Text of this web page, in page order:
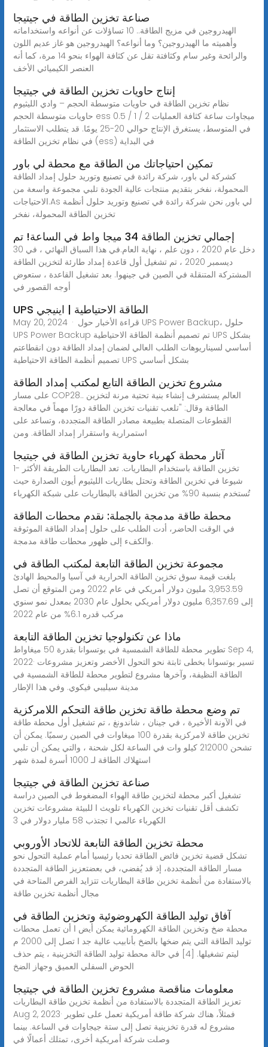
صناعة تخزين الطاقة في جيتيجا
الهيدروجين في مزيج الطاقة.. 10 تساؤلات عن أنواعه واستخداماته
وأهميته ما الهيدروجين؟ وما أنواعه؟ الهيدروجين هو غاز عديم اللون
والرائحة وغير سام وكثافتة تقل عن كثافة الهواء بنحو 14 مرة، كما أنه
العنصر الكيميائي الأخف
إنتاج حاويات تخزين الطاقة في جيتيجا
نظام تخزين الطاقة في حاويات متوسطة الحجم – وادي الليثيوم
حاويات متوسطة الحجم ess 0.5 / 1 / 2 ميجاوات ساعة كثافة العمليات
في المتوسط، يستغرق الإنتاج حوالي 20-25 يومًا. قد يتطلب الاستثمار
في نظام تخزين الطاقة (ess) في البداية
تمكين احتياجاتك من الطاقة مع محطة لي باور
كشركة لي باور، شركة رائدة في تصنيع وتوريد حلول إمداد الطاقة
المحمولة، نفخر بتقديم منتجات عالية الجودة تلبي مجموعة واسعة من
الاحتياجات.As لي باور, نحن شركة رائدة في تصنيع وتوريد حلول أنظمة
تخزين الطاقة المحمولة، نفخر
إجمالي تخزين الطاقة 34 ميجا واط في الساعة! تم
دخل عام 2020 ، دون علم ، نهاية العام.في هذا السباق النهائي ، في 30
ديسمبر 2020 ، تم تشغيل أول قاعدة إمداد طارئة لتخزين الطاقة
المشتركة المتنقلة في الصين في جينهوا. بعد تشغيل القاعدة ، ستعوض
أوجه القصور في
UPS الطاقة الاحتياطية | اينيجي
May 20, 2024 · قراءة الأخبار حول UPS Power Backup، حلول
UPS Power Backup تم تصميم أنظمة الطاقة الاحتياطية UPS بشكل
أساسي لسيناريوهات الطلب العالي لضمان إمداد الطاقة دون انقطاعتم
تصميم أنظمة الطاقة الاحتياطية UPS بشكل أساسي
مشروع تخزين الطاقة التابع لمكتب إمداد الطاقة
على مسار COP28.. العالم يستشرف إنشاء بنية تحتية مرنة لتخزين
الطاقة وقال: "تلعب تقنيات تخزين الطاقة دورًا مهماً في معالجة
القطوعات المتصلة بطبيعة مصادر الطاقة المتجددة، وتساعد على
استمرارية واستقرار إمداد الطاقة. ومن
آثار محطة كهرباء حاوية تخزين الطاقة في جيتيجا
1- تخزين الطاقة باستخدام البطاريات. تعد البطاريات الطريقة الأكثر
شيوعا في تخزين الطاقة وتحتل بطاريات الليثيوم أيون الصدارة حيث
تُستخدم بنسبة 90% من تخزين الطاقة بالبطاريات على شبكة الكهرباء
محطة طاقة مدمجة بالجملة: نقدم محطات الطاقة
في الوقت الحاضر، أدت الطلب على حلول إمداد الطاقة الموثوقة
والكفء إلى ظهور محطات طاقة مدمجة.
مجموعة تخزين الطاقة التابعة لمكتب الطاقة في
بلغت قيمة سوق تخزين الطاقة الحرارية في آسيا والمحيط الهادئ
3,953.59 مليون دولار أمريكي في عام 2022 ومن المتوقع أن تصل
إلى 6,357.69 مليون دولار أمريكي بحلول عام 2030 بمعدل نمو سنوي
مركب قدره 6.1% من عام 2022
ماذا عن تكنولوجيا تخزين الطاقة التابعة
تطوير محطة للطاقة الشمسية في بوتسوانا بقدرة 50 ميغاواط Sep 4,
2022· تسير بوتسوانا بخطى ثابتة نحو التحول الأخضر وتعزيز مشروعات
الطاقة النظيفة، وآخرها مشروع لتطوير محطة للطاقة الشمسية في
مدينة سيليبي فيكوي. وفي هذا الإطار
تم وضع محطة طاقة تخزين طاقة التحكم اللامركزية
في الآونة الأخيرة ، في جينان ، شاندونغ ، تم تشغيل أول محطة طاقة
تخزين طاقة لامركزية بقدرة 100 ميغاوات في الصين رسميًا. يمكن أن
تشحن 212000 كيلو وات في الساعة لكل شحنة ، والتي يمكن أن تلبي
استهلاك الطاقة لـ 1000 أسرة لمدة شهر
صناعة تخزين الطاقة في جيتيجا
تشغيل أكبر محطة لتخزين طاقة الهواء المضغوط في الصين دراسة
تكشف أقل تقنيات تخزين الكهرباء تلويث ا للبيئة مشروعات تخزين
الكهرباء عالمي ا تجتذب 58 مليار دولار في 3
محطة تخزين الطاقة التابعة للاتحاد الأوروبي
تشكل قضية تخزين فائض الطاقة تحديا رئيسيا أمام عملية التحول نحو
مسار الطاقة المتجددة، إذ قد يُفضي، في بعضتعزيز الطاقة المتجددة
بالاستفادة من أنظمة تخزين طاقة البطاريات تتزايد الفرص المتاحة في
مجال أنظمة تخزين طاقة
آفاق توليد الطاقة الكهروضوئية وتخزين الطاقة في
محطة ضخ وتخزين الطاقة الكهرومائية يمكن أيض ا أن تعمل محطات
توليد الطاقة التي يتم ضخها بالضخ بأنابيب عالية جد ا تصل إلى 2000 م
ليتم تشغيلها. [4] في حالة محطة توليد الطاقة التخزينية ، يتم حذف
الحوض السفلي العميق وجهاز الضخ
معلومات مناقصة مشروع تخزين الطاقة في جيتيجا
تعزيز الطاقة المتجددة بالاستفادة من أنظمة تخزين طاقة البطاريات
Aug 2, 2023· فمثلاً، هناك شركة طاقة أمريكية تعمل على تطوير
مشروع له قدرة تخزينية تصل إلى ستة جيجاوات في الساعة. بينما
وصلت شركة أمريكية أخرى، تمتلك أعمالًا في